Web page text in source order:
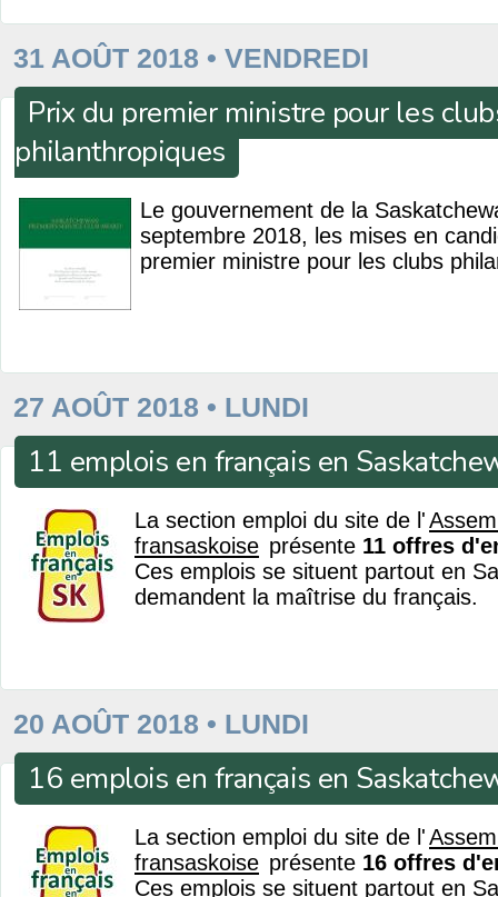
31 AOÛT 2018 • VENDREDI
Prix du premier ministre pour les
philanthropiques
Le gouvernement de la
septembre 2018, les mises en
premier ministre pour les clubs
27 AOÛT 2018 • LUNDI
11 emplois en français en
La section emploi du site de l'
fransaskoise présente 11 offres
Ces emplois se situent partout en
demandent la maîtrise du français.
20 AOÛT 2018 • LUNDI
16 emplois en français en
La section emploi du site de l'
fransaskoise présente 16 offres
Ces emplois se situent partout en